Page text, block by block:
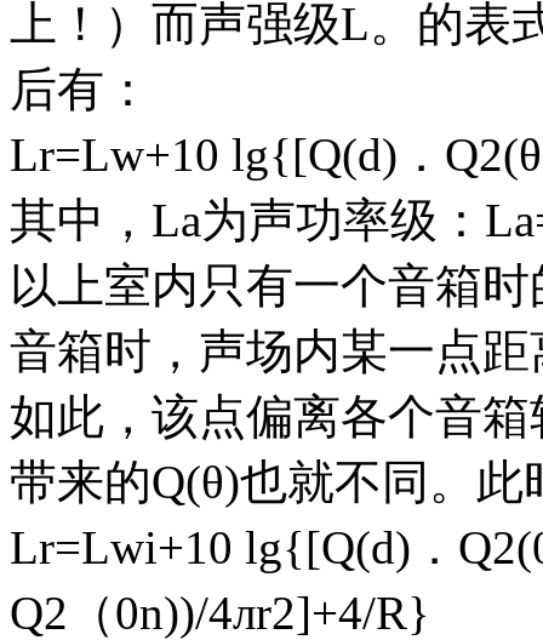
上！）而声强级L。的表
后有：
Lr=Lw+10 lg{[Q(d)．
其中，La为声功率级：
以上室内只有一个音箱
音箱时，声场内某一点
如此，该点偏离各个音
带来的Q(θ)也就不同。此
Lr=Lwi+10 lg{[Q(d)．
Q2（0n))/4лr2]+4/R}